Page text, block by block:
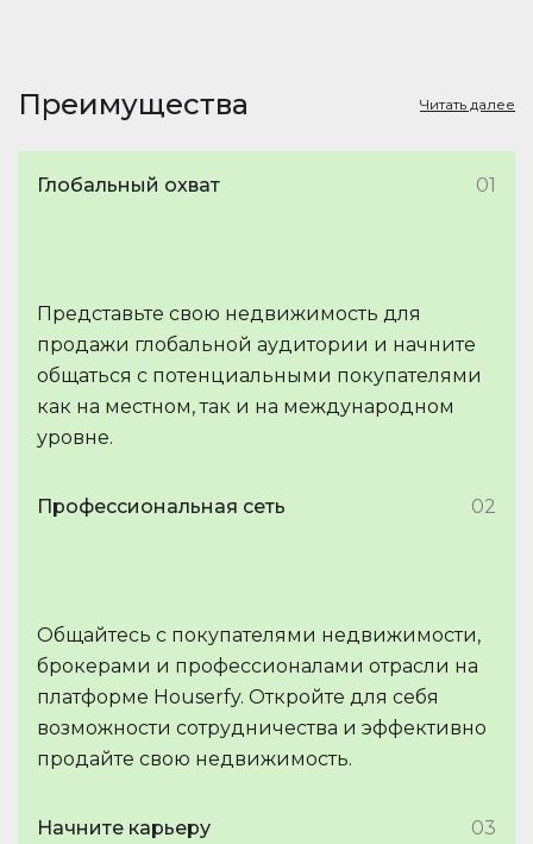
Преимущества Читать далее
Глобальный охват 01
Представьте свою недвижимость для
продажи глобальной аудитории и начните
общаться с потенциальными покупателями
как на местном, так и на международном
уровне.
Профессиональная сеть 02
Общайтесь с покупателями недвижимости,
брокерами и профессионалами отрасли на
платформе Houserfy. Откройте для себя
возможности сотрудничества и эффективно
продайте свою недвижимость.
Начните карьеру 03